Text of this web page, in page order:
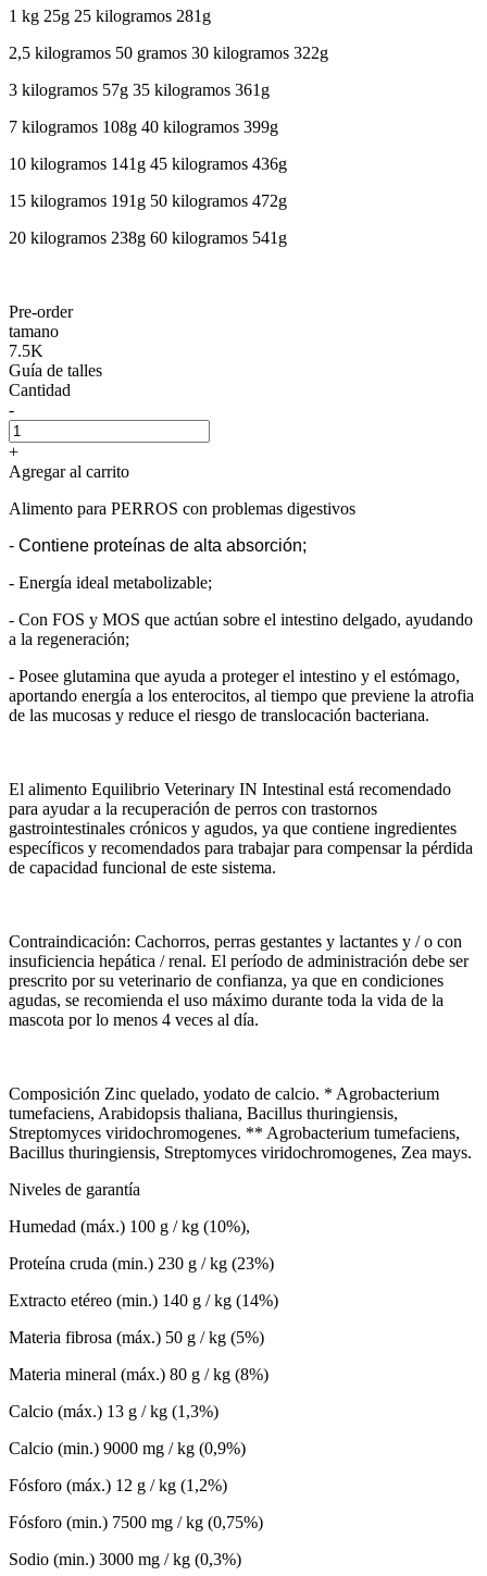
1 kg 25g 25 kilogramos 281g
2,5 kilogramos 50 gramos 30 kilogramos 322g
3 kilogramos 57g 35 kilogramos 361g
7 kilogramos 108g 40 kilogramos 399g
10 kilogramos 141g 45 kilogramos 436g
15 kilogramos 191g 50 kilogramos 472g
20 kilogramos 238g 60 kilogramos 541g
Pre-order
tamano
7.5K
Guía de talles
Cantidad
-
+
Agregar al carrito
Alimento para PERROS con problemas digestivos
- Contiene proteínas de alta absorción;
- Energía ideal metabolizable;
- Con FOS y MOS que actúan sobre el intestino delgado, ayudando
a la regeneración;
- Posee glutamina que ayuda a proteger el intestino y el estómago,
aportando energía a los enterocitos, al tiempo que previene la atrofia
de las mucosas y reduce el riesgo de translocación bacteriana.
El alimento Equilibrio Veterinary IN Intestinal está recomendado
para ayudar a la recuperación de perros con trastornos
gastrointestinales crónicos y agudos, ya que contiene ingredientes
específicos y recomendados para trabajar para compensar la pérdida
de capacidad funcional de este sistema.
Contraindicación: Cachorros, perras gestantes y lactantes y / o con
insuficiencia hepática / renal. El período de administración debe ser
prescrito por su veterinario de confianza, ya que en condiciones
agudas, se recomienda el uso máximo durante toda la vida de la
mascota por lo menos 4 veces al día.
Composición Zinc quelado, yodato de calcio. * Agrobacterium
tumefaciens, Arabidopsis thaliana, Bacillus thuringiensis,
Streptomyces viridochromogenes. ** Agrobacterium tumefaciens,
Bacillus thuringiensis, Streptomyces viridochromogenes, Zea mays.
Niveles de garantía
Humedad (máx.) 100 g / kg (10%),
Proteína cruda (min.) 230 g / kg (23%)
Extracto etéreo (min.) 140 g / kg (14%)
Materia fibrosa (máx.) 50 g / kg (5%)
Materia mineral (máx.) 80 g / kg (8%)
Calcio (máx.) 13 g / kg (1,3%)
Calcio (min.) 9000 mg / kg (0,9%)
Fósforo (máx.) 12 g / kg (1,2%)
Fósforo (min.) 7500 mg / kg (0,75%)
Sodio (min.) 3000 mg / kg (0,3%)